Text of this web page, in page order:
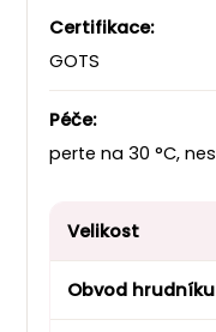
Certifikace:
GOTS
Péče:
perte na 30 °C,
Velikost
Obvod hrudníku